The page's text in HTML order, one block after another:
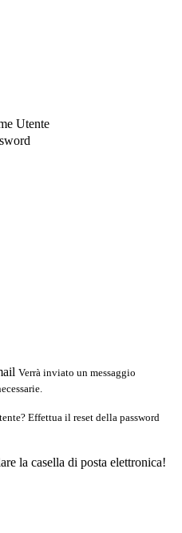
Utente
Verrà inviato un messaggio
Effettua il reset della password
la casella di posta elettronica!